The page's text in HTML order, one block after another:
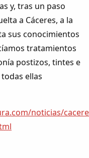
y, tras un paso
a Cáceres, a la
sus conocimientos
tratamientos
postizos, tintes e
ellas
noticias/